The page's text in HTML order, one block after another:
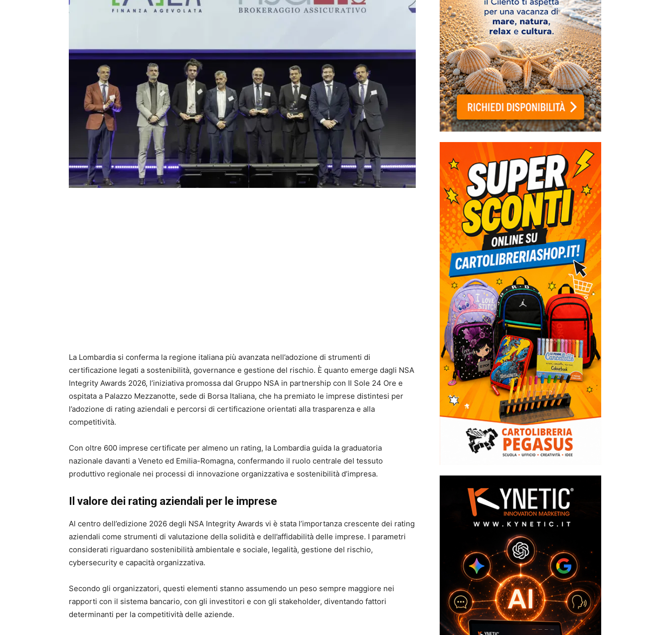
La Lombardia si conferma la regione italiana più avanzata nell’adozione di strumenti di
certificazione legati a sostenibilità, governance e gestione del rischio. È quanto emerge dagli NSA
Integrity Awards 2026, l’iniziativa promossa dal Gruppo NSA in partnership con Il Sole 24 Ore e
ospitata a Palazzo Mezzanotte, sede di Borsa Italiana, che ha premiato le imprese distintesi per
l’adozione di rating aziendali e percorsi di certificazione orientati alla trasparenza e alla
competitività.
Con oltre 600 imprese certificate per almeno un rating, la Lombardia guida la graduatoria
nazionale davanti a Veneto ed Emilia-Romagna, confermando il ruolo centrale del tessuto
produttivo regionale nei processi di innovazione organizzativa e sostenibilità d’impresa.
Il valore dei rating aziendali per le imprese
Al centro dell’edizione 2026 degli NSA Integrity Awards vi è stata l’importanza crescente dei rating
aziendali come strumenti di valutazione della solidità e dell’affidabilità delle imprese. I parametri
considerati riguardano sostenibilità ambientale e sociale, legalità, gestione del rischio,
cybersecurity e capacità organizzativa.
Secondo gli organizzatori, questi elementi stanno assumendo un peso sempre maggiore nei
rapporti con il sistema bancario, con gli investitori e con gli stakeholder, diventando fattori
determinanti per la competitività delle aziende.